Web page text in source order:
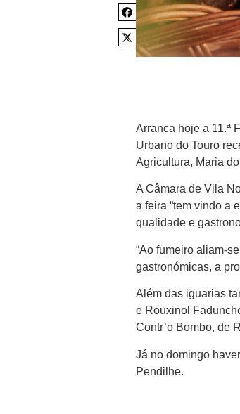
Arranca hoje a 11.ª
Urbano do Touro
Agricultura, Maria
A Câmara de Vila
a feira “tem vindo a
qualidade e
“Ao fumeiro aliam-
gastronómicas, a
Além das iguarias
e Rouxinol
Contr’o Bombo, de
Já no domingo
Pendilhe.